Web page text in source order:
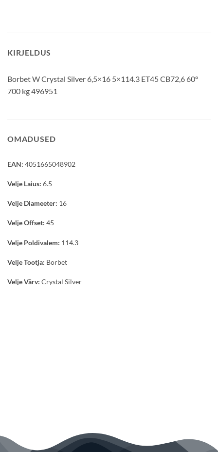
KIRJELDUS
Borbet W Crystal Silver 6,5×16 5×114.3 ET45 CB72,6 60°
700 kg 496951
OMADUSED
EAN: 4051665048902
Velje Laius: 6.5
Velje Diameeter: 16
Velje Offset: 45
Velje Poldivalem: 114.3
Velje Tootja: Borbet
Velje Värv: Crystal Silver